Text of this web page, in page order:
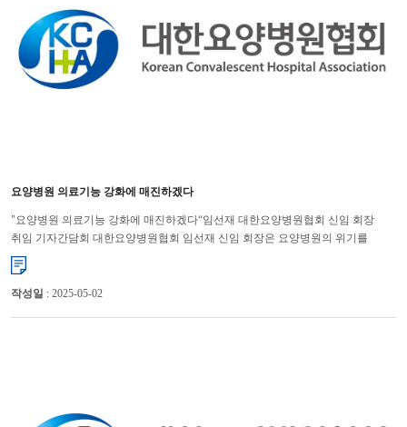
요양병원 의료기능 강화에 매진하겠다
"요양병원 의료기능 강화에 매진하겠다“임선재 대한요양병원협회 신임 회장
취임 기자간담회 대한요양병원협회 임선재 신임 회장은 요양병원의 위기를
타개하기 위해 앞으로 의료기능을 강화해 나가겠다고 강조했다...
작성일 : 2025-05-02